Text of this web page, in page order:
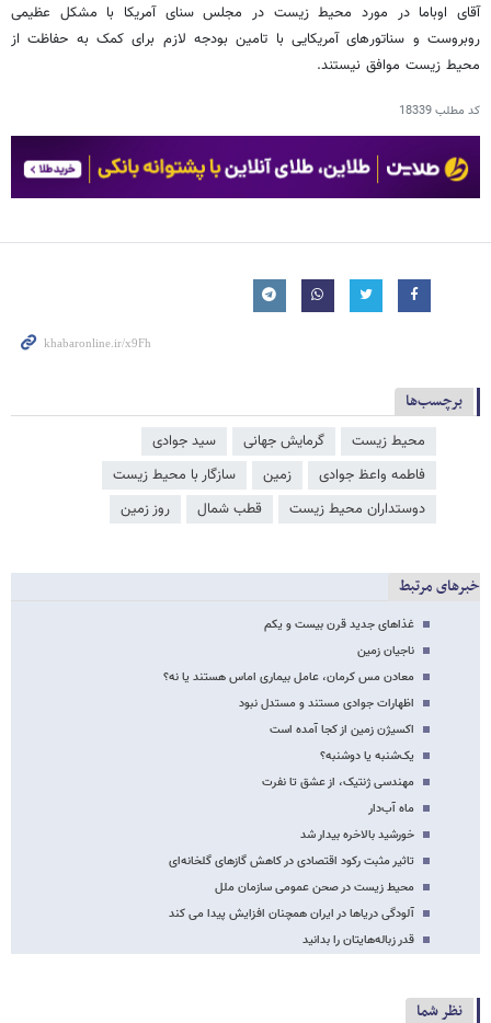
آقای اوباما در مورد محیط زیست در مجلس سنای آمریکا با مشکل عظیمی
روبروست و سناتورهای آمریکایی با تامین بودجه لازم برای کمک به حفاظت از
محیط زیست موافق نیستند.
کد مطلب18339
برچسب‌ها
محیط زیست گرمایش جهانی
سید جوادی
فاطمه واعظ جوادی
زمین
سازگار با محیط زیست
دوستداران محیط زیست
قطب شمال روز زمین
خبرهای مرتبط
غذاهای جدید قرن بیست و یکم
ناجیان زمین
معادن مس کرمان، عامل بیماری ام​اس هستند یا نه؟
اظهارات جوادی مستند و مستدل نبود
اکسیژن زمین از کجا آمده است
یک‌شنبه یا دوشنبه؟
مهندسی ژنتیک، از عشق تا نفرت
ماه آب‌دار
خورشید بالاخره بیدار شد
تاثیر مثبت رکود اقتصادی در کاهش گازهای گلخانه‌ای
محیط زیست در صحن عمومی سازمان ملل
آلودگی دریاها در ایران همچنان افزایش پیدا می کند
قدر زباله‌هایتان را بدانید
نظر شما